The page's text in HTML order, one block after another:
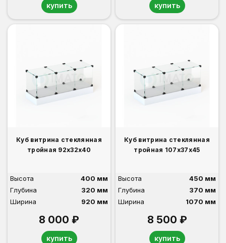
купить купить
Куб витрина стеклянная
тройная 92х32х40
Высота
400 мм
Глубина
320 мм
Ширина
920 мм
8 000 ₽
купить
Куб витрина стеклянная
тройная 107х37х45
Высота
450 мм
Глубина
370 мм
Ширина
1070 мм
8 500 ₽
купить